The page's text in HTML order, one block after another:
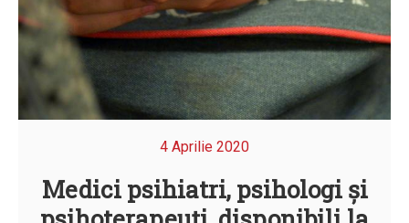
4 Aprilie 2020
Medici psihiatri, psihologi și